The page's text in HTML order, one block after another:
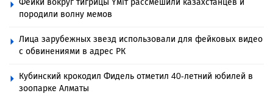
Фейки вокруг тигрицы Үміт рассмешили казахстанцев и
породили волну мемов
Лица зарубежных звезд использовали для фейковых видео
с обвинениями в адрес РК
Кубинский крокодил Фидель отметил 40-летний юбилей в
зоопарке Алматы